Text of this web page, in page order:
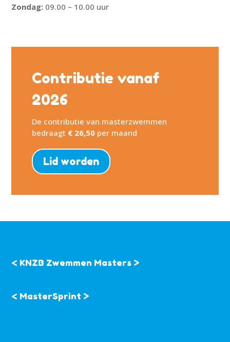
Zondag: 09.00 – 10.00 uur
Contributie vanaf
2026
De contributie van masterzwemmen
bedraagt € 26,50 per maand
Lid worden
< KNZB Zwemmen Masters >
< MasterSprint >